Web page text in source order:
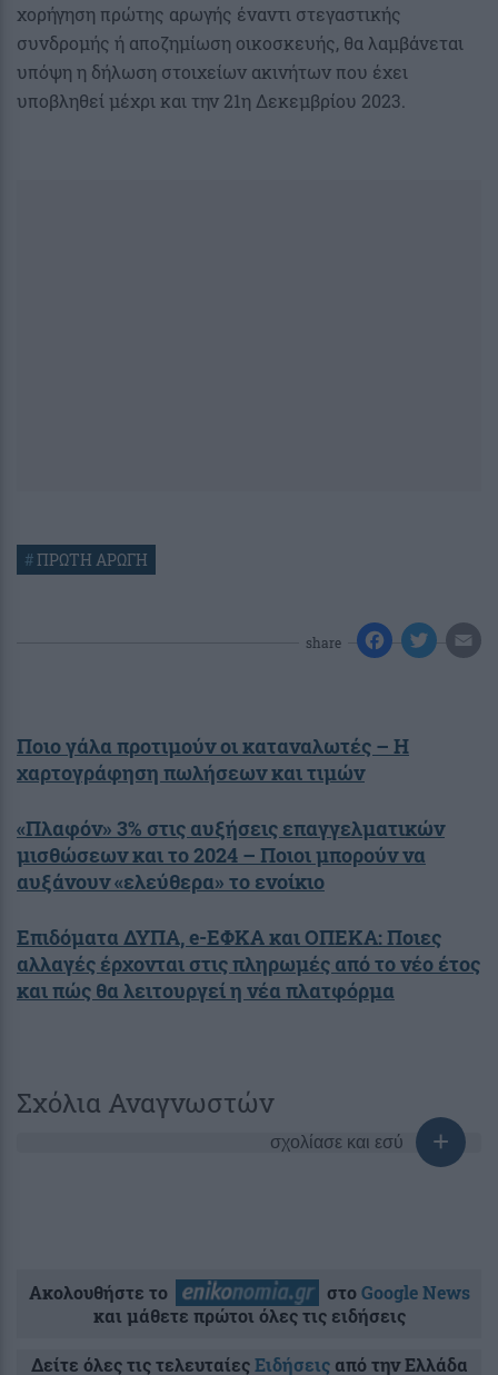
χορήγηση πρώτης αρωγής έναντι στεγαστικής
συνδρομής ή αποζημίωση οικοσκευής, θα λαμβάνεται
υπόψη η δήλωση στοιχείων ακινήτων που έχει
υποβληθεί μέχρι και την 21η Δεκεμβρίου 2023.
#ΠΡΩΤΗ ΑΡΩΓΗ
share
Ποιο γάλα προτιμούν οι καταναλωτές – Η
χαρτογράφηση πωλήσεων και τιμών
«Πλαφόν» 3% στις αυξήσεις επαγγελματικών
μισθώσεων και το 2024 – Ποιοι μπορούν να
αυξάνουν «ελεύθερα» το ενοίκιο
Επιδόματα ΔΥΠΑ, e-ΕΦΚΑ και ΟΠΕΚΑ: Ποιες
αλλαγές έρχονται στις πληρωμές από το νέο έτος
και πώς θα λειτουργεί η νέα πλατφόρμα
Σχόλια Αναγνωστών
σχολίασε και εσύ
Ακολουθήστε το στοGoogle News
και μάθετε πρώτοι όλες τις ειδήσεις
Δείτε όλες τις τελευταίεςΕιδήσειςαπό την Ελλάδα